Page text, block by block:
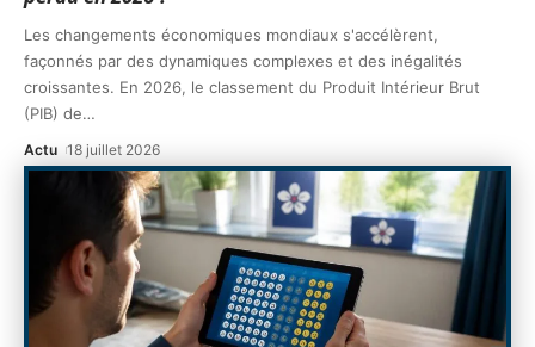
Les changements économiques mondiaux s'accélèrent,
façonnés par des dynamiques complexes et des inégalités
croissantes. En 2026, le classement du Produit Intérieur Brut
(PIB) de…
Actu 18 juillet 2026